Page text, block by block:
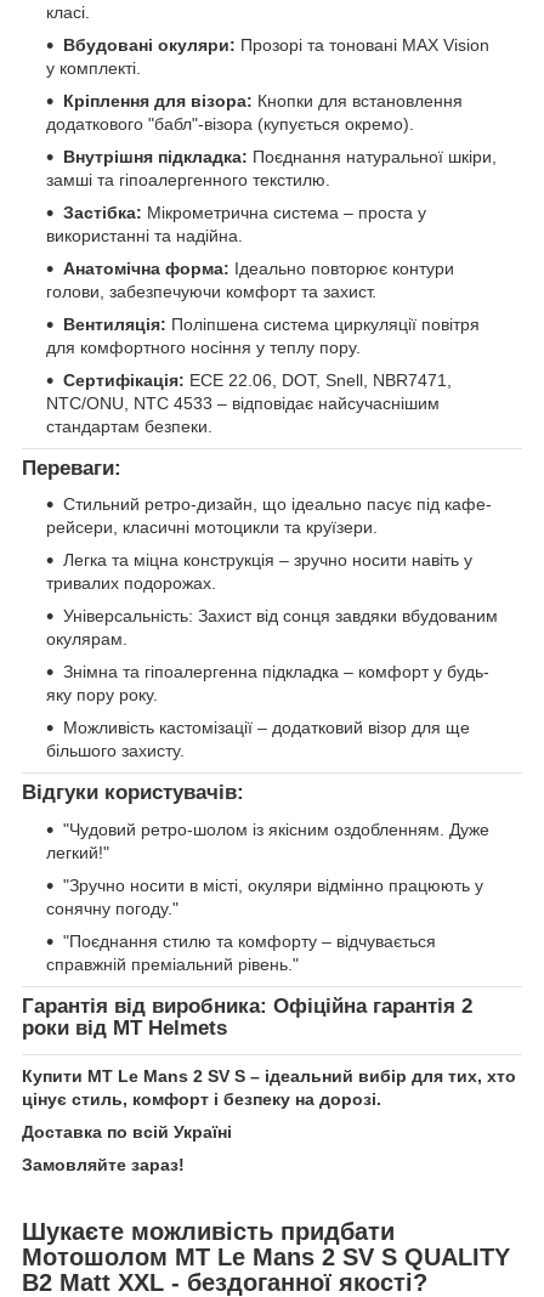
класі.
Вбудовані окуляри: Прозорі та тоновані MAX Vision
у комплекті.
Кріплення для візора: Кнопки для встановлення
додаткового "бабл"-візора (купується окремо).
Внутрішня підкладка: Поєднання натуральної шкіри,
замші та гіпоалергенного текстилю.
Застібка: Мікрометрична система – проста у
використанні та надійна.
Анатомічна форма: Ідеально повторює контури
голови, забезпечуючи комфорт та захист.
Вентиляція: Поліпшена система циркуляції повітря
для комфортного носіння у теплу пору.
Сертифікація: ECE 22.06, DOT, Snell, NBR7471,
NTC/ONU, NTC 4533 – відповідає найсучаснішим
стандартам безпеки.
Переваги:
Стильний ретро-дизайн, що ідеально пасує під кафе-
рейсери, класичні мотоцикли та круїзери.
Легка та міцна конструкція – зручно носити навіть у
тривалих подорожах.
Універсальність: Захист від сонця завдяки вбудованим
окулярам.
Знімна та гіпоалергенна підкладка – комфорт у будь-
яку пору року.
Можливість кастомізації – додатковий візор для ще
більшого захисту.
Відгуки користувачів:
"Чудовий ретро-шолом із якісним оздобленням. Дуже
легкий!"
"Зручно носити в місті, окуляри відмінно працюють у
сонячну погоду."
"Поєднання стилю та комфорту – відчувається
справжній преміальний рівень."
Гарантія від виробника: Офіційна гарантія 2
роки від MT Helmets
Купити MT Le Mans 2 SV S – ідеальний вибір для тих, хто
цінує стиль, комфорт і безпеку на дорозі.
Доставка по всій Україні
Замовляйте зараз!
Шукаєте можливість придбати
Мотошолом MT Le Mans 2 SV S QUALITY
B2 Matt XXL - бездоганної якості?